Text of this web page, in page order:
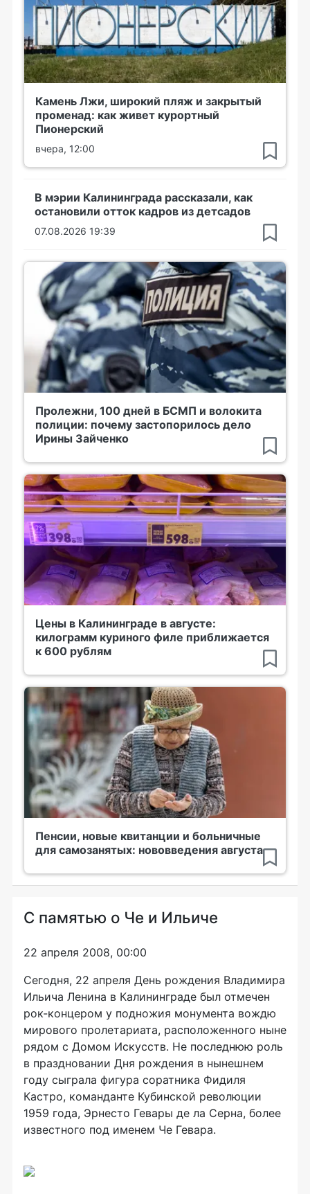
Камень Лжи, широкий пляж и закрытый
променад: как живет курортный
Пионерский
вчера, 12:00
В мэрии Калининграда рассказали, как
остановили отток кадров из детсадов
07.08.2026 19:39
Пролежни, 100 дней в БСМП и волокита
полиции: почему застопорилось дело
Ирины Зайченко
Цены в Калининграде в августе:
килограмм куриного филе приближается
к 600 рублям
Пенсии, новые квитанции и больничные
для самозанятых: нововведения августа
С памятью о Че и Ильиче
22 апреля 2008, 00:00
Сегодня, 22 апреля День рождения Владимира
Ильича Ленина в Калининграде был отмечен
рок-концером у подножия монумента вождю
мирового пролетариата, расположенного ныне
рядом с Домом Искусств. Не последнюю роль
в праздновании Дня рождения в нынешнем
году сыграла фигура соратника Фидиля
Кастро, команданте Кубинской революции
1959 года, Эрнесто Гевары де ла Серна, более
известного под именем Че Гевара.